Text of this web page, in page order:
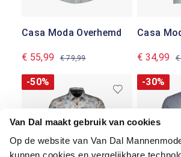
Van Dal maakt gebruik van cookies
Op de website van Van Dal
kunnen cookies en vergelijkbare
Casa Moda Overhemd
€ 55,99 € 79,99
Casa
€ 34,99 €
-50% -30%